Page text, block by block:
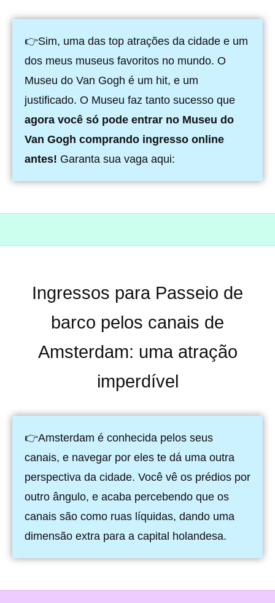
👉Sim, uma das top atrações da cidade e um
dos meus museus favoritos no mundo. O
Museu do Van Gogh é um hit, e um
justificado. O Museu faz tanto sucesso que
agora você só pode entrar no Museu do
Van Gogh comprando ingresso online
antes! Garanta sua vaga aqui:
Ingressos para Passeio de
barco pelos canais de
Amsterdam: uma atração
imperdível
👉Amsterdam é conhecida pelos seus
canais, e navegar por eles te dá uma outra
perspectiva da cidade. Você vê os prédios por
outro ângulo, e acaba percebendo que os
canais são como ruas líquidas, dando uma
dimensão extra para a capital holandesa.